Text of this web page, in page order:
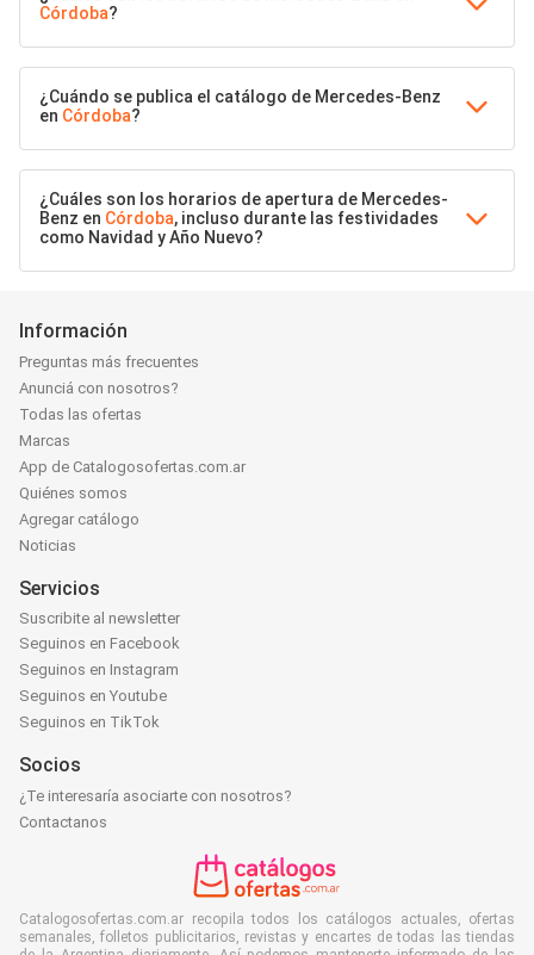
Córdoba?
¿Cuándo se publica el catálogo de Mercedes-Benz
en Córdoba?
¿Cuáles son los horarios de apertura de Mercedes-
Benz en Córdoba, incluso durante las festividades
como Navidad y Año Nuevo?
Información
Preguntas más frecuentes
Anunciá con nosotros?
Todas las ofertas
Marcas
App de Catalogosofertas.com.ar
Quiénes somos
Agregar catálogo
Noticias
Servicios
Suscribite al newsletter
Seguinos en Facebook
Seguinos en Instagram
Seguinos en Youtube
Seguinos en TikTok
Socios
¿Te interesaría asociarte con nosotros?
Contactanos
Catalogosofertas.com.ar recopila todos los catálogos actuales, ofertas
semanales, folletos publicitarios, revistas y encartes de todas las tiendas